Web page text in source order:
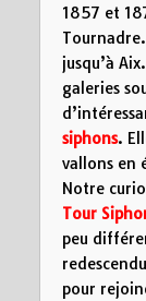
1857 et
Tournadre
jusqu’à
galeries
siphons.
vallons en
Notre
Tour
peu
pour